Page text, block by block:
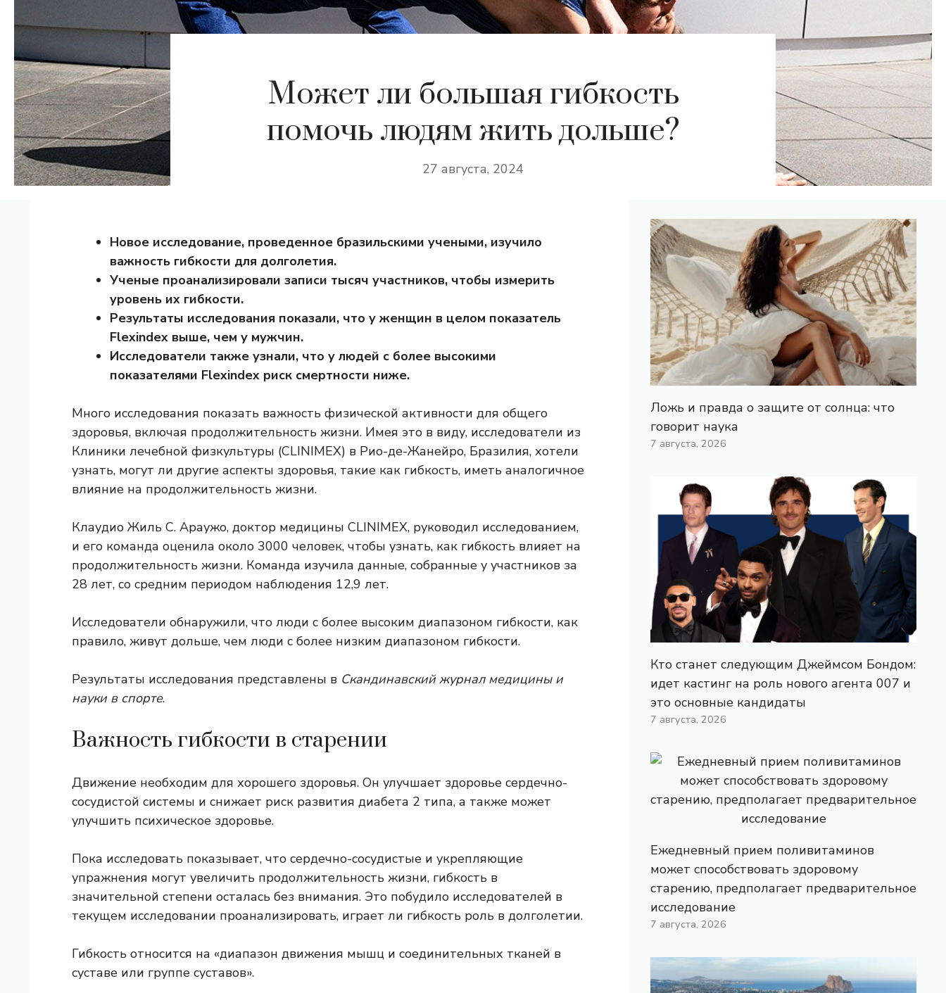
Может ли большая гибкость
помочь людям жить дольше?
27 августа, 2024
Новое исследование, проведенное бразильскими учеными, изучило
важность гибкости для долголетия.
Ученые проанализировали записи тысяч участников, чтобы измерить
уровень их гибкости.
Результаты исследования показали, что у женщин в целом показатель
Flexindex выше, чем у мужчин.
Исследователи также узнали, что у людей с более высокими
показателями Flexindex риск смертности ниже.
Много исследования показать важность физической активности для общего
здоровья, включая продолжительность жизни. Имея это в виду, исследователи из
Клиники лечебной физкультуры (CLINIMEX) в Рио-де-Жанейро, Бразилия, хотели
узнать, могут ли другие аспекты здоровья, такие как гибкость, иметь аналогичное
влияние на продолжительность жизни.
Клаудио Жиль С. Араужо, доктор медицины CLINIMEX, руководил исследованием,
и его команда оценила около 3000 человек, чтобы узнать, как гибкость влияет на
продолжительность жизни. Команда изучила данные, собранные у участников за
28 лет, со средним периодом наблюдения 12,9 лет.
Исследователи обнаружили, что люди с более высоким диапазоном гибкости, как
правило, живут дольше, чем люди с более низким диапазоном гибкости.
Результаты исследования представлены в Скандинавский журнал медицины и
науки в спорте.
Важность гибкости в старении
Движение необходим для хорошего здоровья. Он улучшает здоровье сердечно-
сосудистой системы и снижает риск развития диабета 2 типа, а также может
улучшить психическое здоровье.
Пока исследовать показывает, что сердечно-сосудистые и укрепляющие
упражнения могут увеличить продолжительность жизни, гибкость в
значительной степени осталась без внимания. Это побудило исследователей в
текущем исследовании проанализировать, играет ли гибкость роль в долголетии.
Гибкость относится на «диапазон движения мышц и соединительных тканей в
суставе или группе суставов».
Ложь и правда о защите от солнца: что
говорит наука
7 августа, 2026
Кто станет следующим Джеймсом Бондом:
идет кастинг на роль нового агента 007 и
это основные кандидаты
7 августа, 2026
Ежедневный прием поливитаминов
может способствовать здоровому
старению, предполагает предварительное
исследование
7 августа, 2026